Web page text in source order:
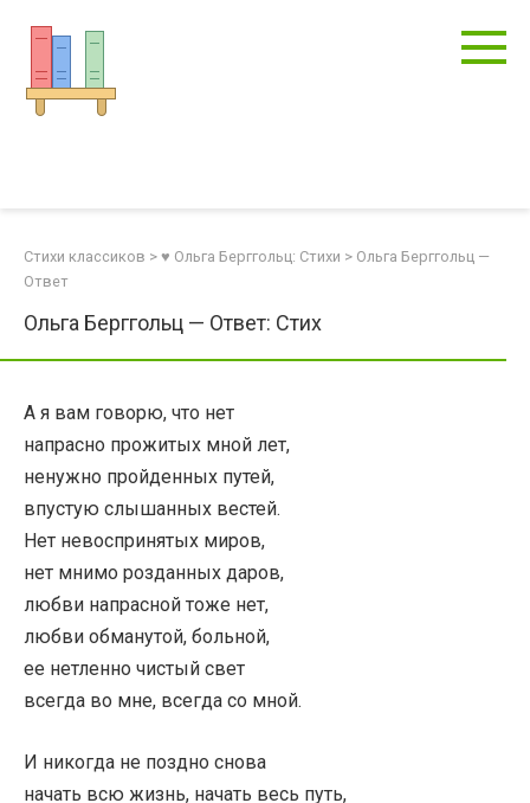
контенту
Стихи классиков > ♥ Ольга Берггольц: Стихи > Ольга Берггольц —
Ответ
Ольга Берггольц — Ответ: Стих
А я вам говорю, что нет
напрасно прожитых мной лет,
ненужно пройденных путей,
впустую слышанных вестей.
Нет невоспринятых миров,
нет мнимо розданных даров,
любви напрасной тоже нет,
любви обманутой, больной,
ее нетленно чистый свет
всегда во мне, всегда со мной.
И никогда не поздно снова
начать всю жизнь, начать весь путь,